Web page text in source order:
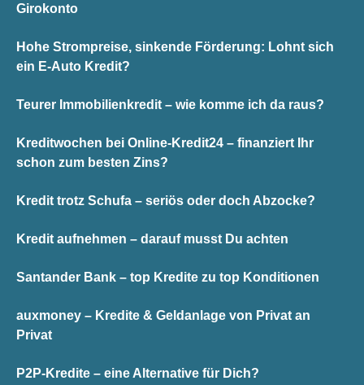
Girokonto
Hohe Strompreise, sinkende Förderung: Lohnt sich
ein E-Auto Kredit?
Teurer Immobilienkredit – wie komme ich da raus?
Kreditwochen bei Online-Kredit24 – finanziert Ihr
schon zum besten Zins?
Kredit trotz Schufa – seriös oder doch Abzocke?
Kredit aufnehmen – darauf musst Du achten
Santander Bank – top Kredite zu top Konditionen
auxmoney – Kredite & Geldanlage von Privat an
Privat
P2P-Kredite – eine Alternative für Dich?